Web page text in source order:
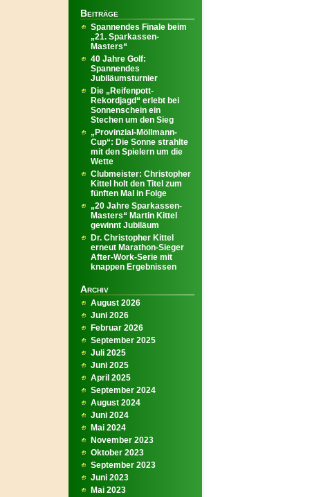
Beiträge
Spannendes Finale beim
„21. Sparkassen-
Masters“
40 Jahre Golf:
Spannendes
Jubiläumsturnier
Die „Reifenpott-
Rekordjagd“ erlebt bei
Sonnenschein ein
Stechen um den Sieg
„Provinzial-Möllmann-
Cup“: Die Sonne strahlte
mit den Spielern um die
Wette
Clubmeister: Christopher
Kittel holt den Titel zum
fünften Mal in Folge
„20 Jahre Sparkassen-
Masters“ Martin Kittel
gewinnt Jubiläum
Dr. Christopher Kittel
erneut Marathon-Sieger
After-Work-Serie mit
knappen Ergebnissen
Archiv
August 2026
Juni 2026
Februar 2026
September 2025
Juli 2025
Juni 2025
April 2025
September 2024
August 2024
Juni 2024
Mai 2024
November 2023
Oktober 2023
September 2023
Juni 2023
Mai 2023